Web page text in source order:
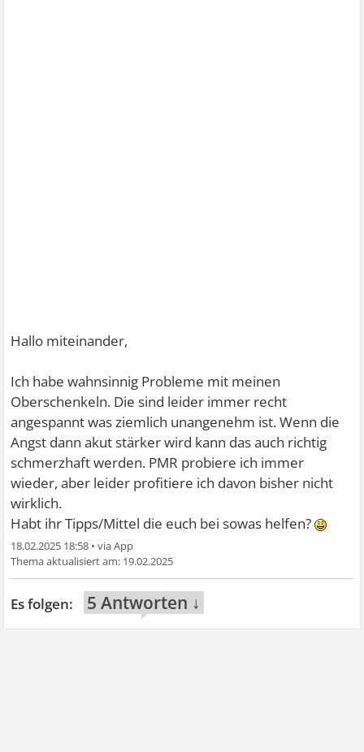
Hallo miteinander,
Ich habe wahnsinnig Probleme mit meinen
Oberschenkeln. Die sind leider immer recht
angespannt was ziemlich unangenehm ist. Wenn die
Angst dann akut stärker wird kann das auch richtig
schmerzhaft werden. PMR probiere ich immer
wieder, aber leider profitiere ich davon bisher nicht
wirklich.
Habt ihr Tipps/Mittel die euch bei sowas helfen?
18.02.2025 18:58 •
19.02.2025
5 Antworten ↓